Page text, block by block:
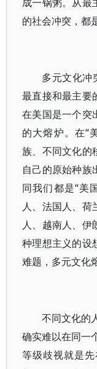
的社会冲突，都
多元文化冲
最直接和最主要
在美国是一个突
的大熔炉。在“
族、不同文化的
自己的原始种族
同我们都是“美
人、法国人、荷
人、越南人、伊
种理想主义的设
难题，多元文化
不同文化的
确实难以在同一
等级歧视就是